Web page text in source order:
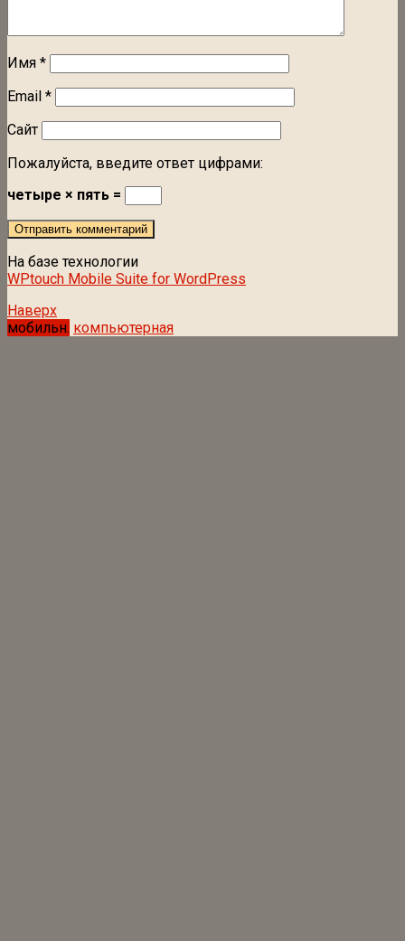
Имя *
Email *
Сайт
Пожалуйста, введите ответ цифрами:
четыре × пять =
На базе технологии
WPtouch Mobile Suite for WordPress
Наверх
мобильн. компьютерная